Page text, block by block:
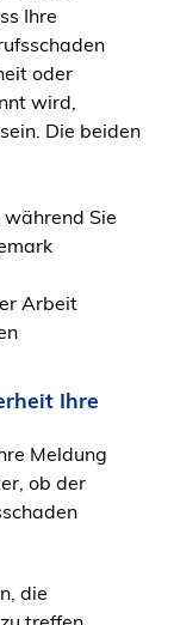
Ihre
oder
wird,
Die beiden
Sie
Arbeit
Ihre
Meldung
ob der
die